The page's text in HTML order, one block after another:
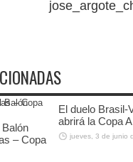
– Copa
El duelo Brasil-
abrirá la Copa
jueves, 3 de junio